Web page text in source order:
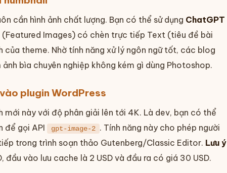
cần hình ảnh chất lượng. Bạn có thể sử dụng ChatGPT
(Featured Images) có chèn trực tiếp Text (tiêu đề bài
theme. Nhờ tính năng xử lý ngôn ngữ tốt, các blog
bìa chuyên nghiệp không kém gì dùng Photoshop.
plugin WordPress
mới này với độ phân giải lên tới 4K. Là dev, bạn có thể
để gọi API
gpt-image-2 . Tính năng này cho phép người
trong trình soạn thảo Gutenberg/Classic Editor. Lưu ý
đầu vào lưu cache là 2 USD và đầu ra có giá 30 USD.